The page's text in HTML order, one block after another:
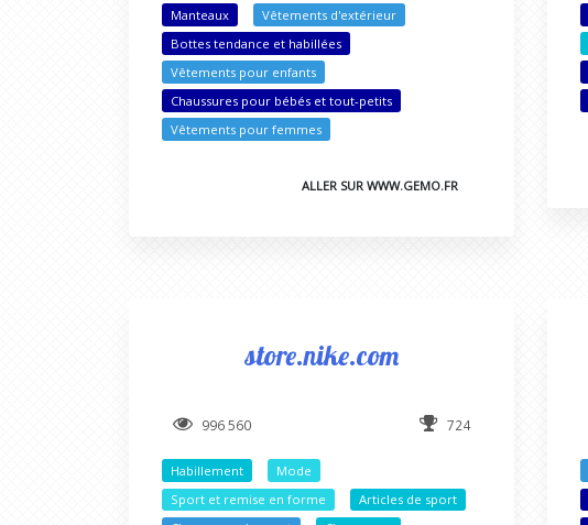
Manteaux
Vêtements d'extérieur
Bottes tendance et habillées
Vêtements pour enfants
Chaussures pour bébés et tout-petits
Vêtements pour femmes
ALLER SUR WWW.GEMO.FR
store.nike.com
996 560 724
Habillement
Mode
Sport et remise en forme
Articles de sport